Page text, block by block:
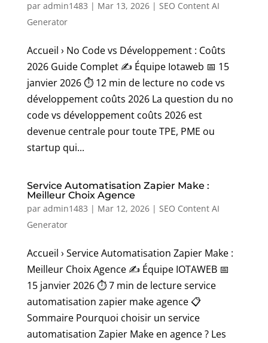
par admin1483 | Mar 13, 2026| SEO Content AI
Generator
Accueil › No Code vs Développement : Coûts
2026 Guide Complet ✍️ Équipe Iotaweb 📅 15
janvier 2026 ⏱️ 12 min de lecture no code vs
développement coûts 2026 La question du no
code vs développement coûts 2026 est
devenue centrale pour toute TPE, PME ou
startup qui...
Service Automatisation Zapier Make :
Meilleur Choix Agence
par admin1483 | Mar 12, 2026| SEO Content AI
Generator
Accueil › Service Automatisation Zapier Make :
Meilleur Choix Agence ✍️ Équipe IOTAWEB 📅
15 janvier 2026 ⏱️ 7 min de lecture service
automatisation zapier make agence 📋
Sommaire Pourquoi choisir un service
automatisation Zapier Make en agence ? Les